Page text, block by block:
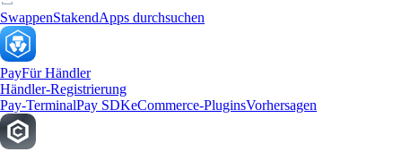
SwappenStakendApps durchsuchen
PayFür Händler
Händler-Registrierung
Pay-TerminalPay SDKeCommerce-PluginsVorhersagen